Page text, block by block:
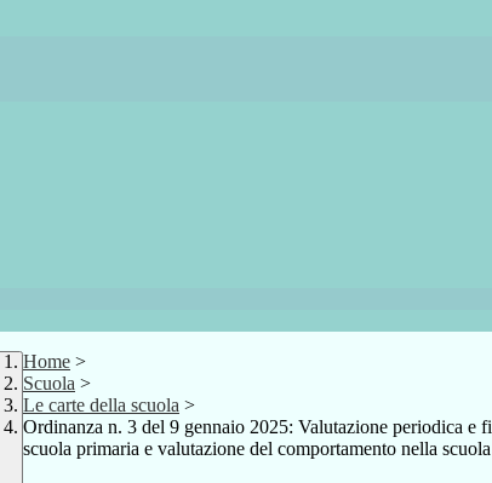
Home >
Scuola >
Le carte della scuola >
Ordinanza n. 3 del 9 gennaio 2025: Valutazione periodica e
scuola primaria e valutazione del comportamento nella